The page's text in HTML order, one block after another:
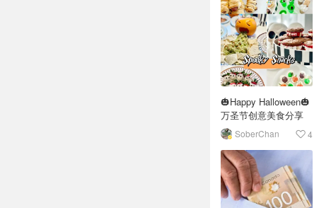
🎃Happy Halloween🎃
万圣节创意美食分享
SoberChan 4